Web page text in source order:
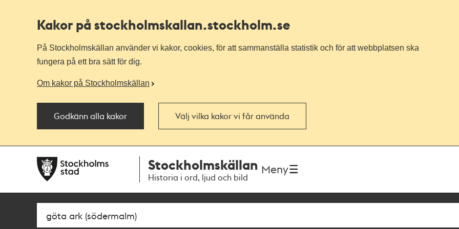
Kakor på stockholmskallan.stockholm.se
På Stockholmskällan använder vi kakor, cookies, för att sammanställa statistik och för att webbplatsen ska
fungera på ett bra sätt för dig.
Om kakor på Stockholmskällan
Godkänn alla kakor Välj vilka kakor vi får använda
navigationen
huvudinnehållet
Stockholmskällan
Historia i ord, ljud och bild
Meny
Sök